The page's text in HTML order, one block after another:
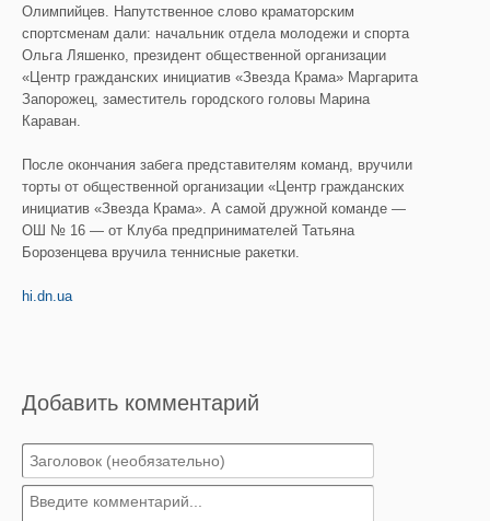
Олимпийцев. Напутственное слово краматорским
спортсменам дали: начальник отдела молодежи и спорта
Ольга Ляшенко, президент общественной организации
«Центр гражданских инициатив «Звезда Крама» Маргарита
Запорожец, заместитель городского головы Марина
Караван.
После окончания забега представителям команд, вручили
торты от общественной организации «Центр гражданских
инициатив «Звезда Крама». А самой дружной команде —
ОШ № 16 — от Клуба предпринимателей Татьяна
Борозенцева вручила теннисные ракетки.
hi.dn.ua
Добавить комментарий